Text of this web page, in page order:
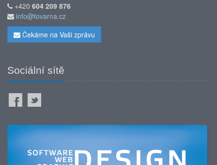
+420 604 209 876
info@tovarna.cz
Čekáme na Vaši zprávu
Sociální sítě